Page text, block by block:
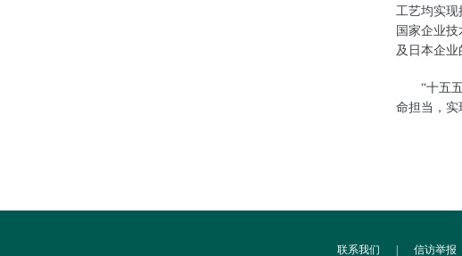
工艺均实现
国家企业
及日本企业
“十五
命担当，实
联系我们 信访举报